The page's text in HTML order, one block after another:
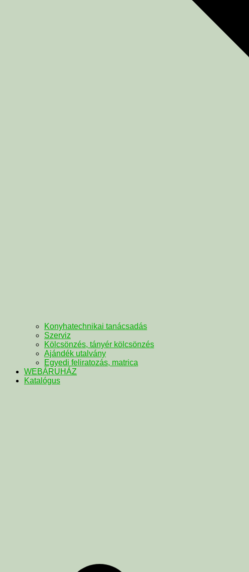
Konyhatechnikai tanácsadás
Szerviz
Kölcsönzés, tányér kölcsönzés
Ajándék utalvány
Egyedi feliratozás, matrica
WEBÁRUHÁZ
Katalógus